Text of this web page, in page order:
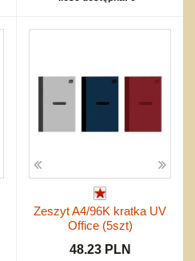
Zeszyt A4/96K kratka UV
Office (5szt)
48.23 PLN